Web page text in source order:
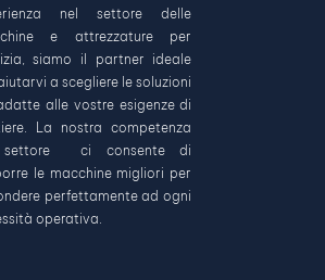
nel settore delle
e attrezzature per
siamo il partner ideale
a scegliere le soluzioni
alle vostre esigenze di
La nostra competenza
settore ci consente di
le macchine migliori per
perfettamente ad ogni
operativa.